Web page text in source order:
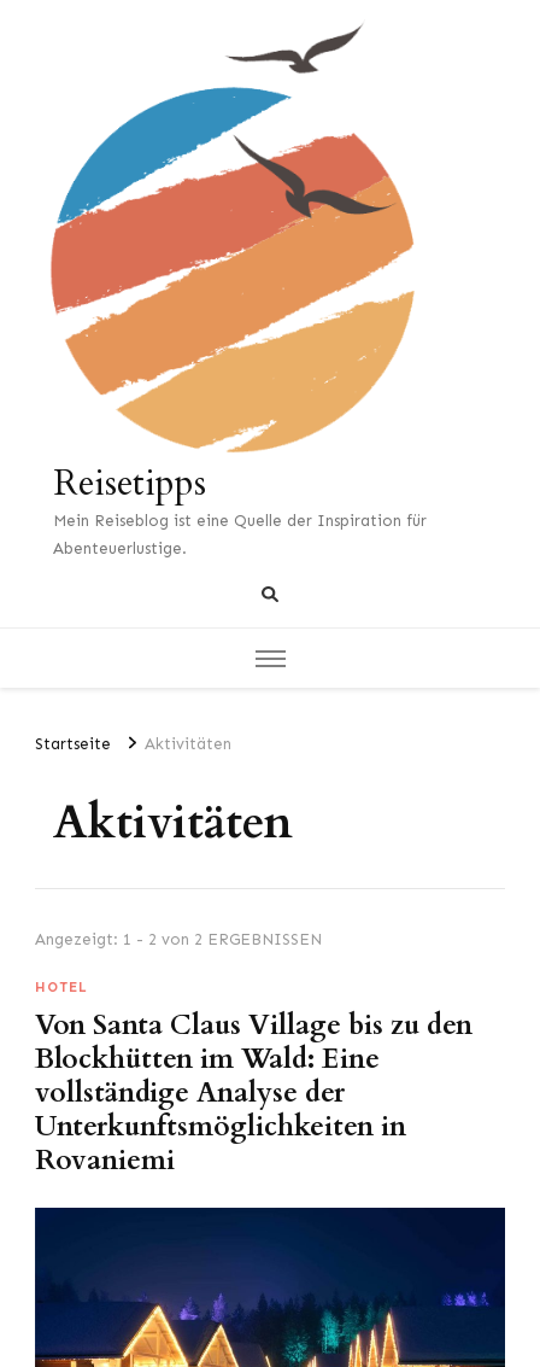
Reisetipps
Mein Reiseblog ist eine Quelle der Inspiration für
Abenteuerlustige.
Startseite Aktivitäten
Aktivitäten
Angezeigt: 1 - 2 von 2 ERGEBNISSEN
HOTEL
Von Santa Claus Village bis zu den
Blockhütten im Wald: Eine
vollständige Analyse der
Unterkunftsmöglichkeiten in
Rovaniemi